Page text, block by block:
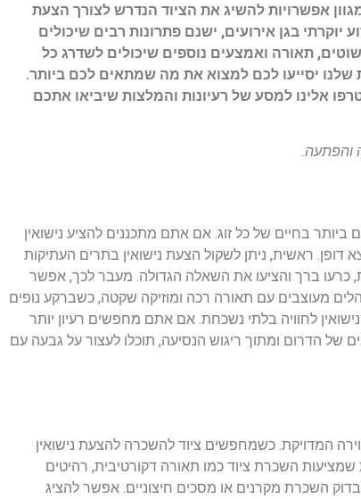
אפשרויות להשיג את הציוד הנדרש לצורך הצעת
בגן אירועים, ישנם פתרונות רבים שיכולים
תאורה ואמצעים נוספים שיכולים לשדרג כל
יסייעו לכם למצוא את מה שמתאים לכם ביותר.
אלינו למסע של רעיונות והמלצות שיביאו אתכם
והפתעה.
בחיים של כל זוג. אם אתם מתכננים להציע נישואין
דופן. ראשית, ניתן לשקול הצעת נישואין בתרים העתיקות
כרעו ברך והציעו את השאלה הגדולה. מעבר לכך, אפשר
מעוצבים עם תאורה רכה ומוזיקה שקטה, כשברקע נופים
לחוויה בלתי נשכחת. אם אתם מחפשים רעיון יותר
של הדרום ומתוך ריגוש הנסיעה, תוכלו לעצור על גבעה עם
המדויקת. כשמחפשים ציוד להשכרה להצעת נישואין
השכרת ציוד כמו תאורה דקורטיבית, רהיטים
לבדוק השכרת מקרנים או מסכים חיצוניים. אפשר להציג